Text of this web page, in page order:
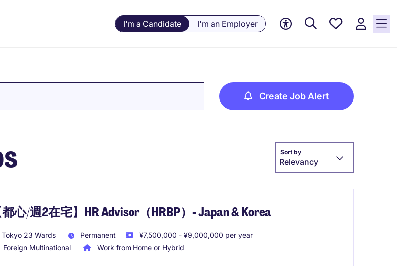
I'm a Candidate I'm an Employer
Saved
Create Job Alert
Sort by
Relevancy
都心/週2在宅】HR Advisor（HRBP）- Japan & Korea
Tokyo 23 Wards Permanent
¥7,500,000 - ¥9,000,000 per year
Foreign Multinational
Work from Home or Hybrid